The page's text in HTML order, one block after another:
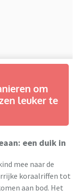
om
leuker te
een duik in
mee naar de
koraalriffen tot
aan bod. Het